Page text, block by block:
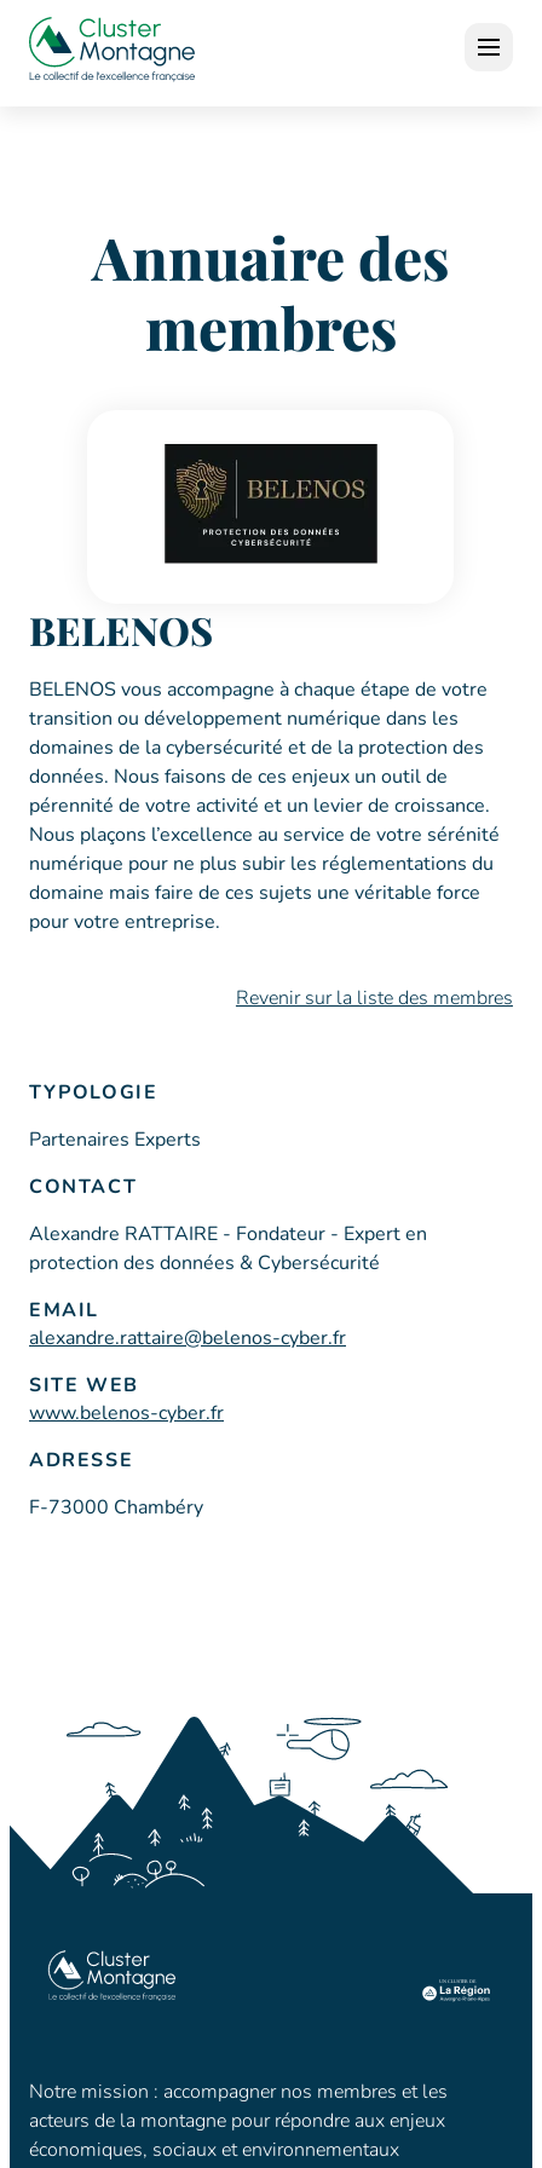
Annuaire des
membres
TYPOLOGIE
Partenaires Experts
CONTACT
Alexandre RATTAIRE - Fondateur - Expert en
protection des données & Cybersécurité
EMAIL
alexandre.rattaire@belenos-cyber.fr
SITE WEB
www.belenos-cyber.fr
ADRESSE
F-73000 Chambéry
BELENOS
BELENOS vous accompagne à chaque étape de votre
transition ou développement numérique dans les
domaines de la cybersécurité et de la protection des
données. Nous faisons de ces enjeux un outil de
pérennité de votre activité et un levier de croissance.
Nous plaçons l’excellence au service de votre sérénité
numérique pour ne plus subir les réglementations du
domaine mais faire de ces sujets une véritable force
pour votre entreprise.
Revenir sur la liste des membres
Notre mission : accompagner nos membres et les
acteurs de la montagne pour répondre aux enjeux
économiques, sociaux et environnementaux